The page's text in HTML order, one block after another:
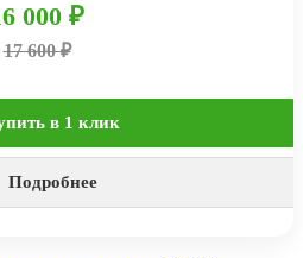
000 ₽
17 600 ₽
в 1 клик
Подробнее